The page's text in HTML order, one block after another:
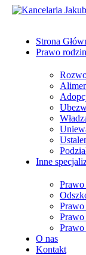
Strona
Prawo
Inne
Prawo
Prawo
O nas
Kontakt